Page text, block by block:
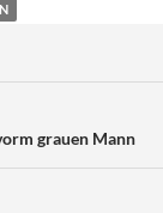
grauen Mann